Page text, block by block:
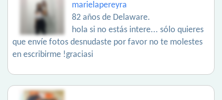
marielapereyra
82 años de Delaware.
hola si no estás intere... sólo quieres
que envíe fotos desnudaste por favor no te molestes
en escribirme !graciasi